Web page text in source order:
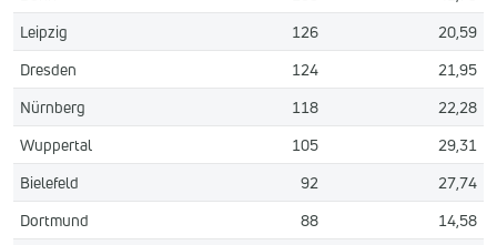
Leipzig
126
20,59
Dresden
124
21,95
Nürnberg
118
22,28
Wuppertal
105
29,31
Bielefeld
92
27,74
Dortmund
88
14,58